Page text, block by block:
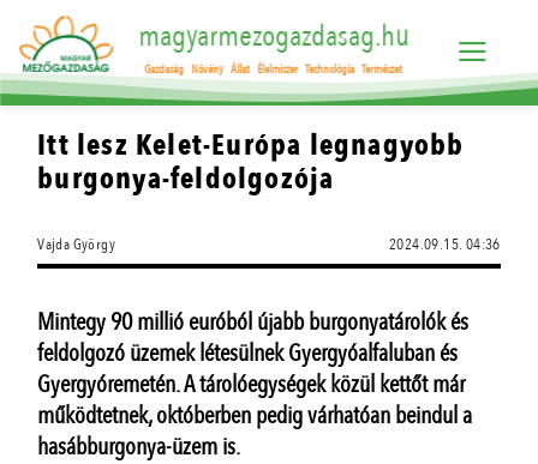
magyarmezogazdasag.hu
Gazdaság Növény Állat Élelmiszer Technológia Természet
Itt lesz Kelet-Európa legnagyobb
burgonya-feldolgozója
Vajda György 2024.09.15. 04:36
Mintegy 90 millió euróból újabb burgonyatárolók és
feldolgozó üzemek létesülnek Gyergyóalfaluban és
Gyergyóremetén. A tárolóegységek közül kettőt már
működtetnek, októberben pedig várhatóan beindul a
hasábburgonya-üzem is.